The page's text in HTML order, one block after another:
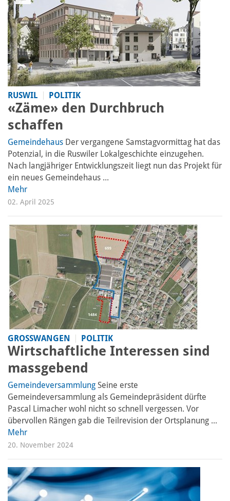
RUSWIL POLITIK
«Zäme» den Durchbruch
schaffen
Gemeindehaus Der vergangene Samstagvormittag hat das
Potenzial, in die Ruswiler Lokalgeschichte einzugehen.
Nach langjähriger Entwicklungszeit liegt nun das Projekt für
ein neues Gemeindehaus ...
Mehr
02. April 2025
GROSSWANGEN POLITIK
Wirtschaftliche Interessen sind
massgebend
Gemeindeversammlung Seine erste
Gemeindeversammlung als Gemeindepräsident dürfte
Pascal Limacher wohl nicht so schnell vergessen. Vor
übervollen Rängen gab die Teilrevision der Ortsplanung ...
Mehr
20. November 2024